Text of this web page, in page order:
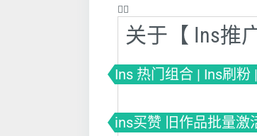
❤️‍🔥
关于【 Ins推
Ins 热门组合 | Ins刷粉
ins买赞 旧作品批量激